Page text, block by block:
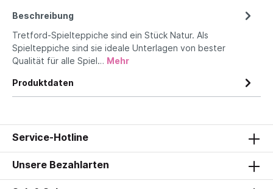
Beschreibung
Tretford-Spielteppiche sind ein Stück Natur. Als
Spielteppiche sind sie ideale Unterlagen von bester
Qualität für alle Spiel… Mehr
Produktdaten
Service-Hotline
Unsere Bezahlarten